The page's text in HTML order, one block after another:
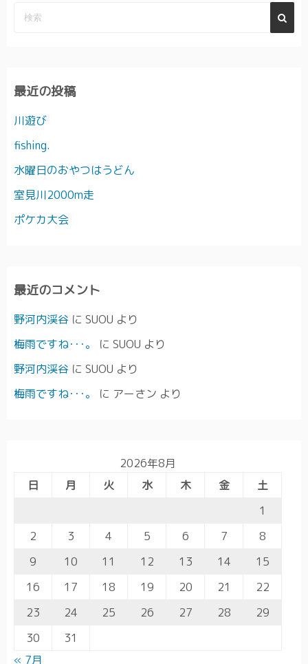
最近の投稿
川遊び
fishing.
水曜日のおやつはうどん
室見川2000m走
ポケカ大会
最近のコメント
野河内渓谷 に SUOU より
梅雨ですね･･･。
に SUOU より
野河内渓谷 に SUOU より
梅雨ですね･･･。
に アーさン より
2026年8月
日
月 火 水 木 金
土
1
2
3 4 5 6 7
8
9
10 11 12 13 14
15
16
17 18 19 20 21
22
23
24 25 26 27 28
29
30
31
« 7月